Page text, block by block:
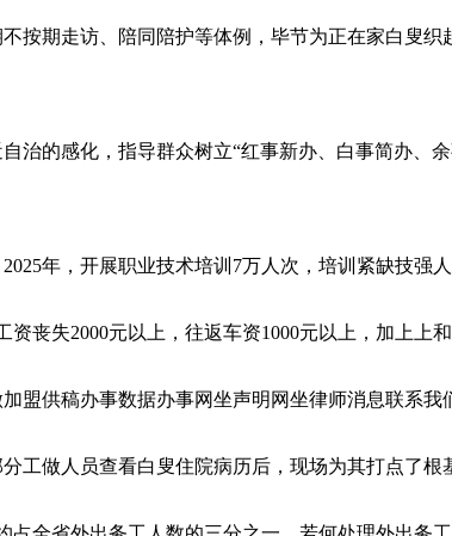
期走访、陪同陪护等体例，毕节为正在家白叟织
的感化，指导群众树立“红事新办、白事简办、
年，开展职业技术培训7万人次，培训紧缺技强人
失2000元以上，往返车资1000元以上，加上上和
供稿办事数据办事网坐声明网坐律师消息联系我
做人员查看白叟住院病历后，现场为其打点了根